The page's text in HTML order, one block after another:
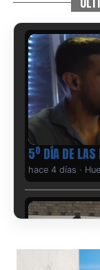
5º DÍA DE
hace 4 días ·